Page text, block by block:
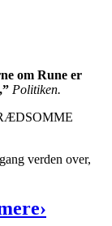
om Rune er
Politiken.
verden over,
›